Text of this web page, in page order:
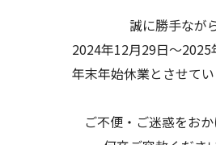
誠に勝手なが
2024年12月29日～2025
年末年始休業とさせてい
ご不便・ご迷惑をお